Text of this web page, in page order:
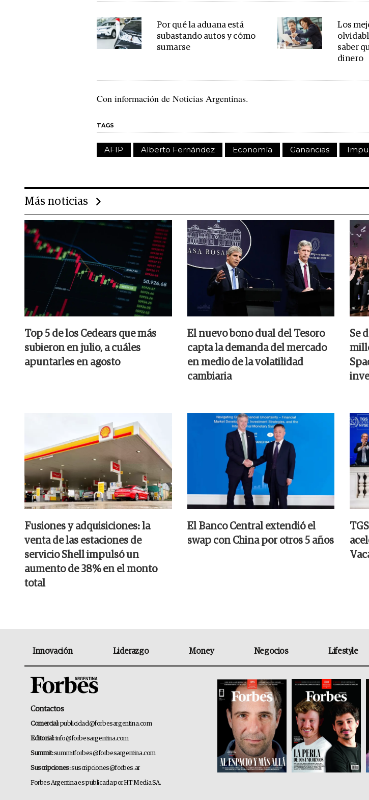
Por qué la aduana está
subastando autos y cómo
sumarse
Los
saber
dinero
Con información de Noticias Argentinas.
TAGS
AFIP Alberto Fernández Economía Ganancias
Más noticias
Top 5 de los Cedears que más
subieron en julio, a cuáles
apuntarles en agosto
El nuevo bono dual del Tesoro
capta la demanda del mercado
en medio de la volatilidad
cambiaria
Se
Fusiones y adquisiciones: la
venta de las estaciones de
servicio Shell impulsó un
aumento de 38% en el monto
total
El Banco Central extendió el
swap con China por otros 5 años
Innovación Liderazgo Money Negocios Lifestyle
Contactos
Comercial:publicidad@forbesargentina.com
Editorial:info@forbesargentina.com
Summit:summitforbes@forbesargentina.com
Suscripciones:suscripciones@forbes.ar
Forbes Argentina es publicada por HT Media SA.